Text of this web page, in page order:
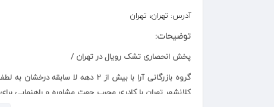
آدرس: تهران، تهران
توضیحات:
پخش انحصاری تشک رویال در تهران /
گروه بازرگانی آرا با بیش از 2
کلانشهر تهران با کادری مجرب جهت مشاوره و راهنمایی